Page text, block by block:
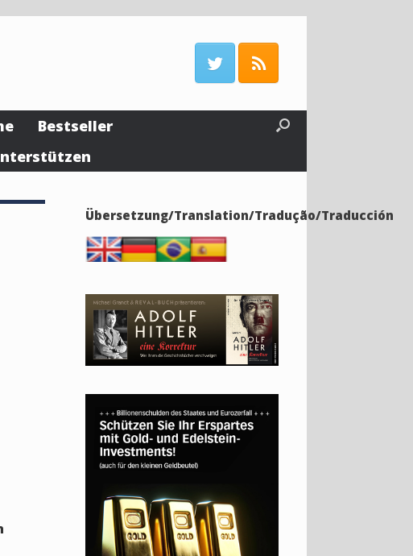
Bestseller
Übersetzung/Translation/Tradução/Traducción